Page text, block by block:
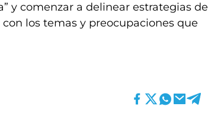
y comenzar a delinear estrategias de
los temas y preocupaciones que